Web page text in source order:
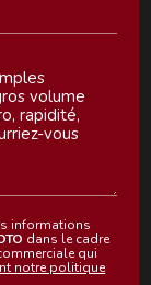
informations
dans le cadre
qui
notre politique